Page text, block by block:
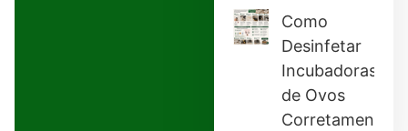
Como
Desinfetar
Incubadoras
de Ovos
Corretamente